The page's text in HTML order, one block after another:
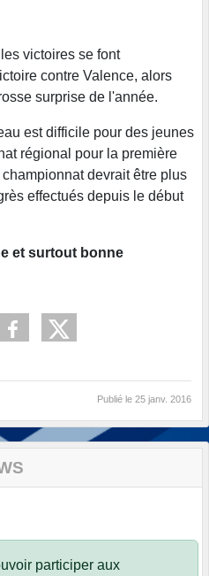
victoires se font
contre Valence, alors
surprise de l'année.
est difficile pour des jeunes
régional pour la première
devrait être plus
effectués depuis le début
et surtout bonne
Publié le 25 janv. 2016
participer aux